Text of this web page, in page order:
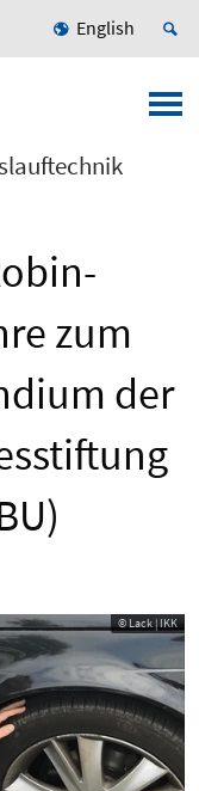
English
zum
der
© Lack | IKK